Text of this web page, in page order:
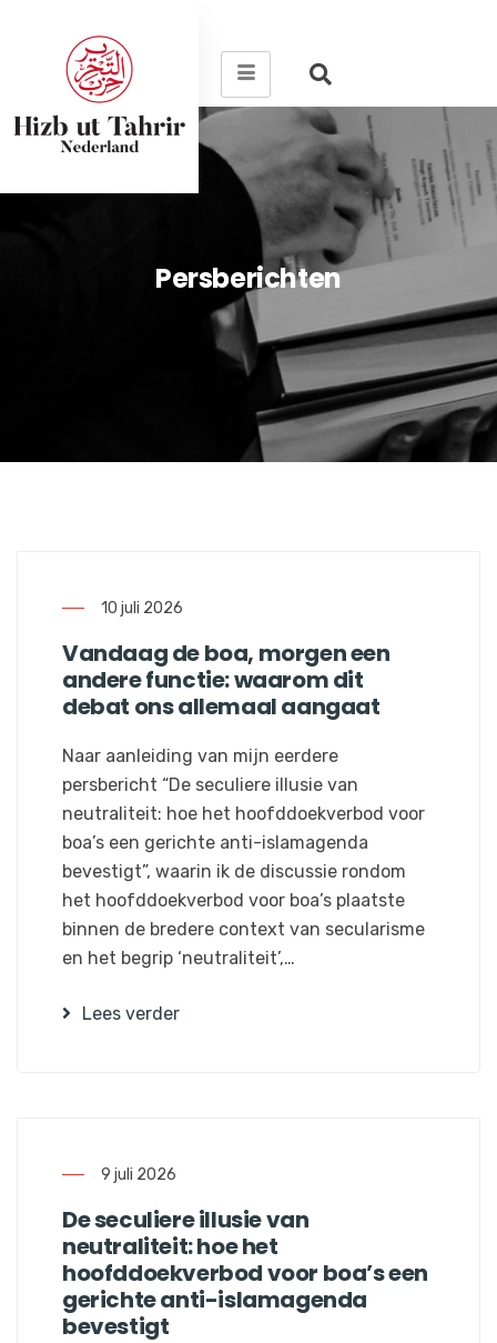
Persberichten
10 juli 2026
Vandaag de boa, morgen een
andere functie: waarom dit
debat ons allemaal aangaat
Naar aanleiding van mijn eerdere
persbericht “De seculiere illusie van
neutraliteit: hoe het hoofddoekverbod voor
boa’s een gerichte anti-islamagenda
bevestigt”, waarin ik de discussie rondom
het hoofddoekverbod voor boa’s plaatste
binnen de bredere context van secularisme
en het begrip ‘neutraliteit’,…
Lees verder
9 juli 2026
De seculiere illusie van
neutraliteit: hoe het
hoofddoekverbod voor boa’s een
gerichte anti-islamagenda
bevestigt